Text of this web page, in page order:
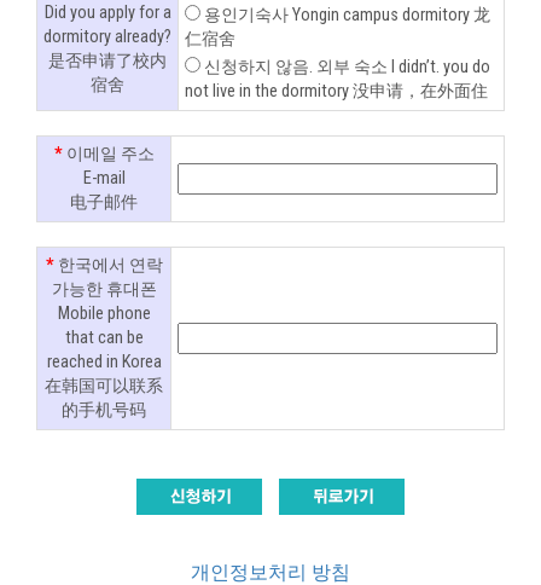
Did you apply for a
dormitory already?
是否申请了校内
宿舍
용인기숙사 Yongin campus dormitory 龙
仁宿舍
신청하지 않음. 외부 숙소 I didn’t. you do
not live in the dormitory 没申请，在外面住
*이메일 주소
E-mail
电子邮件
*한국에서 연락
가능한 휴대폰
Mobile phone
that can be
reached in Korea
在韩国可以联系
的手机号码
개인정보처리 방침